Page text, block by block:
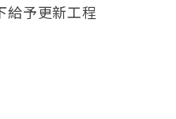
給予更新工程